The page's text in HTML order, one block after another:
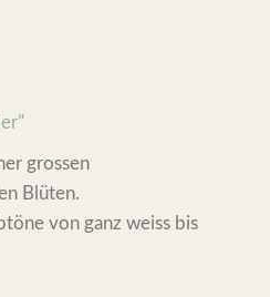
grossen
Blüten.
von ganz weiss bis